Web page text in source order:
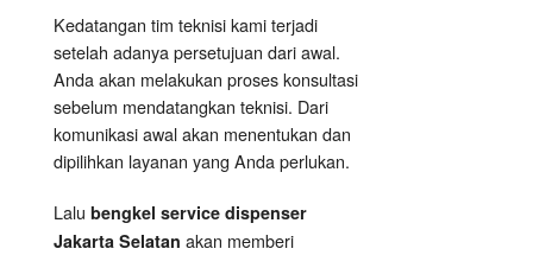
Kedatangan tim teknisi kami terjadi
setelah adanya persetujuan dari awal.
Anda akan melakukan proses konsultasi
sebelum mendatangkan teknisi. Dari
komunikasi awal akan menentukan dan
dipilihkan layanan yang Anda perlukan.
Lalu bengkel service dispenser
Jakarta Selatan akan memberi